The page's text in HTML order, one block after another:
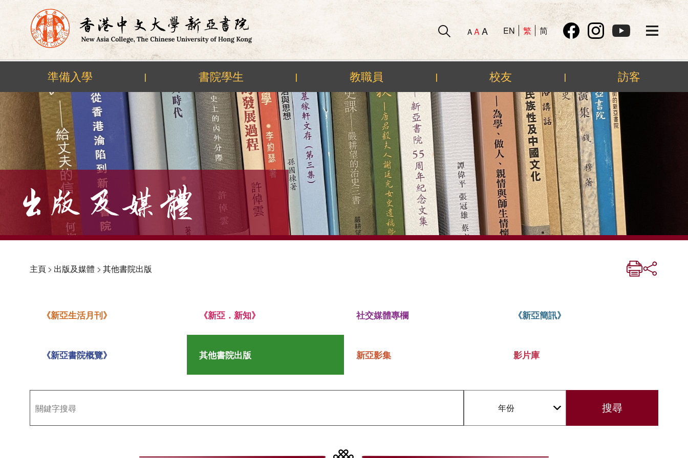
Skip
to
content
A AA EN 繁 简
準備入學 | 書院學生 | 教職員 | 校友 | 訪客
主頁> 出版及媒體 > 其他書院出版
《新亞生活月刊》 《新亞．新知》 社交媒體專欄 《新亞簡訊》
《新亞書院概覽》 其他書院出版 新亞影集 影片庫
年份